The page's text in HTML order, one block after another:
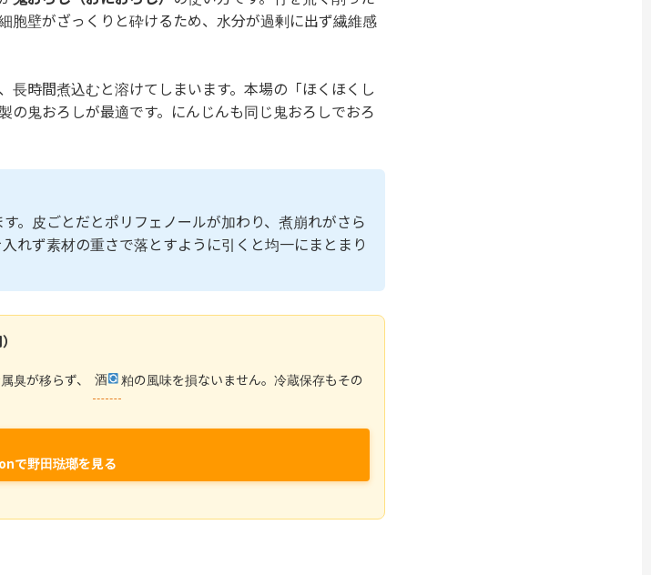
胞壁がざっくりと砕けるため、水分が過剰に出ず繊維感
長時間煮込むと溶けてしまいます。本場の「ほくほくし
の鬼おろしが最適です。にんじんも同じ鬼おろしでおろ
。皮ごとだとポリフェノールが加わり、煮崩れがさら
れず素材の重さで落とすように引くと均一にまとまり
臭が移らず、 酒
粕の風味を損ないません。冷蔵保存もその
で野田琺瑯を見る